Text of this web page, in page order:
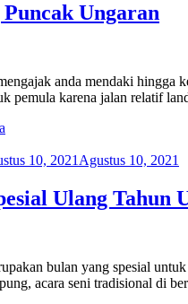
Ungaran
anda mendaki hingga
pemula karena jalan relatif
10, 2021 Agustus 10, 2021
Ulang Tahun
bulan yang spesial
acara seni tradisional di